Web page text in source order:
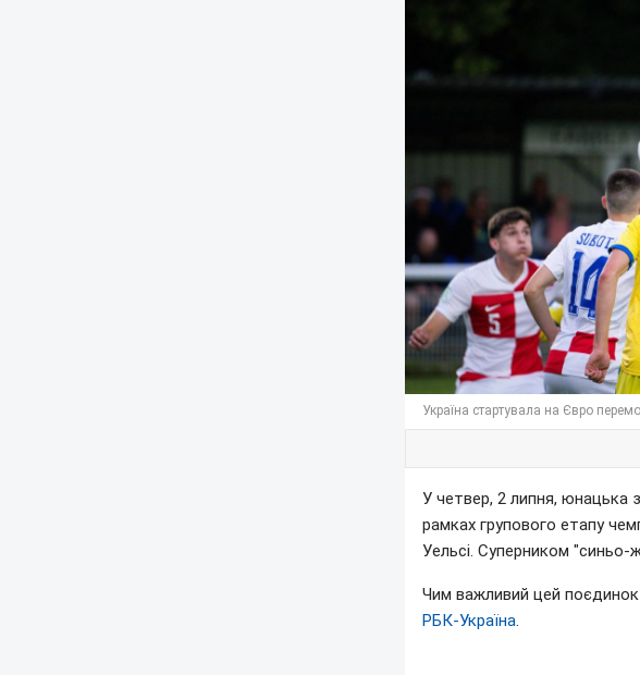
Україна стартувала на Євро
У четвер, 2 липня, юнацька
рамках групового етапу
Уельсі. Суперником "синьо-
Чим важливий цей
РБК-Україна.